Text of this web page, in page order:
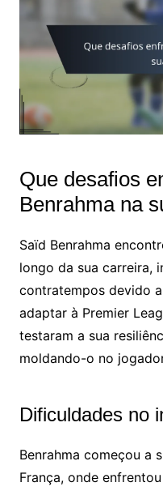
Que desafios
Benrahma na
Saïd Benrahma
longo da sua carreira,
contratempos devido
adaptar à Premier
testaram a sua
moldando-o no
Dificuldades no
Benrahma começou a
França, onde